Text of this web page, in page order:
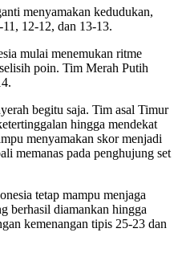
menyamakan kedudukan,
12-12, dan 13-13.
mulai menemukan ritme
poin. Tim Merah Putih
begitu saja. Tim asal Timur
hingga mendekat
menyamakan skor menjadi
memanas pada penghujung set
tetap mampu menjaga
berhasil diamankan hingga
kemenangan tipis 25-23 dan